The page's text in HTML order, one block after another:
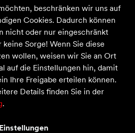
beschränken wir uns auf
Cookies. Dadurch können
nicht oder nur eingeschränkt
Sorge! Wenn Sie diese
wollen, weisen wir Sie an Ort
auf die Einstellungen hin, damit
Ihre Freigabe erteilen können.
Details finden Sie in der
.
Einstellungen